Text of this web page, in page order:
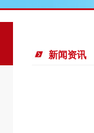
新闻资讯